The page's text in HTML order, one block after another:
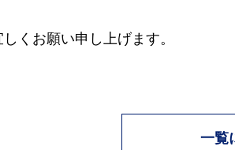
くお願い申し上げます。
一覧